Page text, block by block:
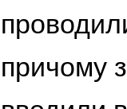
причому